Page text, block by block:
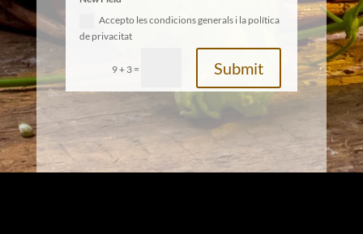
Accepto les condicions generals i la política
de privacitat
9 + 3 = Submit